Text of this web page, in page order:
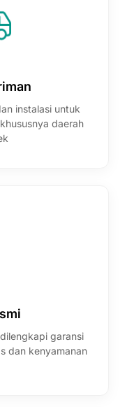
instalasi untuk
daerah
garansi
dan kenyamanan